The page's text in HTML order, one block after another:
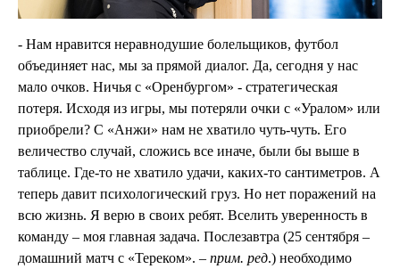
- Нам нравится неравнодушие болельщиков, футбол
объединяет нас, мы за прямой диалог. Да, сегодня у нас
мало очков. Ничья с «Оренбургом» - стратегическая
потеря. Исходя из игры, мы потеряли очки с «Уралом» или
приобрели? С «Анжи» нам не хватило чуть-чуть. Его
величество случай, сложись все иначе, были бы выше в
таблице. Где-то не хватило удачи, каких-то сантиметров. А
теперь давит психологический груз. Но нет поражений на
всю жизнь. Я верю в своих ребят. Вселить уверенность в
команду – моя главная задача. Послезавтра (25 сентября –
домашний матч с «Тереком». – прим. ред.) необходимо